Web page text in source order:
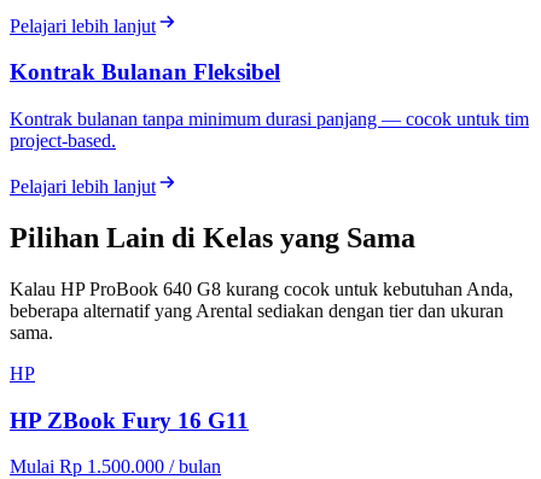
Pelajari lebih lanjut
Kontrak Bulanan Fleksibel
Kontrak bulanan tanpa minimum durasi panjang — cocok untuk tim
project-based.
Pelajari lebih lanjut
Pilihan Lain di Kelas yang Sama
Kalau HP ProBook 640 G8 kurang cocok untuk kebutuhan Anda,
beberapa alternatif yang Arental sediakan dengan tier dan ukuran
sama.
HP
HP ZBook Fury 16 G11
Mulai Rp 1.500.000 / bulan